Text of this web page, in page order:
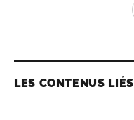
LES CONTENUS LIÉS